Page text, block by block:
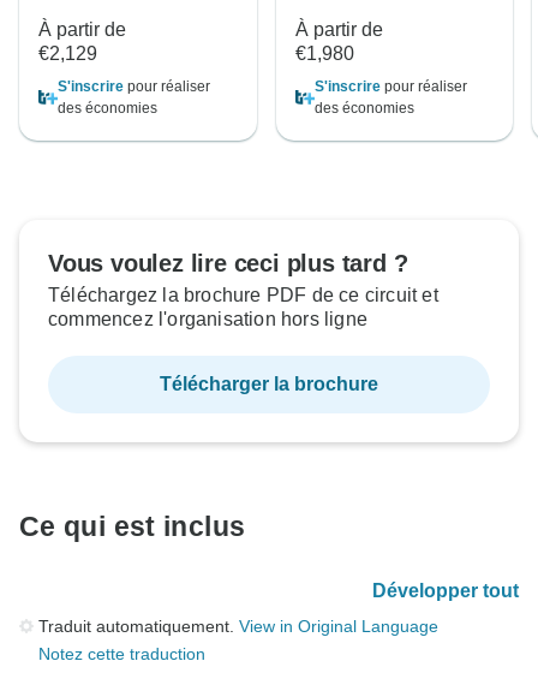
À partir de
€2,129
S'inscrire pour réaliser
des économies
À partir de
€1,980
S'inscrirepour réaliser
des économies
Vous voulez lire ceci plus tard ?
Téléchargez la brochure PDF de ce circuit et
commencez l'organisation hors ligne
Télécharger la brochure
Ce qui est inclus
Développer tout
Traduit automatiquement. View in Original Language
Notez cette traduction